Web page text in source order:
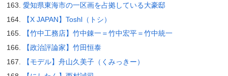
愛知県東海市の一区画を占拠している大豪邸
【X JAPAN】Toshl（トシ）
【竹中工務店】竹中錬一＝竹中宏平＝竹中統一
【政治評論家】竹田恒泰
【モデル】舟山久美子（くみっきー）